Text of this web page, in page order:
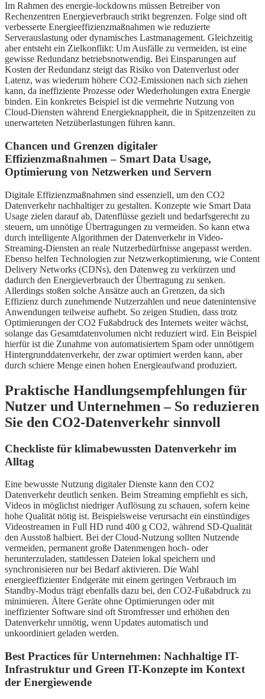
Im Rahmen des energie-lockdowns müssen Betreiber von
Rechenzentren Energieverbrauch strikt begrenzen. Folge sind oft
verbesserte Energieeffizienzmaßnahmen wie reduzierte
Serverauslastung oder dynamisches Lastmanagement. Gleichzeitig
aber entsteht ein Zielkonflikt: Um Ausfälle zu vermeiden, ist eine
gewisse Redundanz betriebsnotwendig. Bei Einsparungen auf
Kosten der Redundanz steigt das Risiko von Datenverlust oder
Latenz, was wiederum höhere CO2-Emissionen nach sich ziehen
kann, da ineffiziente Prozesse oder Wiederholungen extra Energie
binden. Ein konkretes Beispiel ist die vermehrte Nutzung von
Cloud-Diensten während Energieknappheit, die in Spitzenzeiten zu
unerwarteten Netzüberlastungen führen kann.
Chancen und Grenzen digitaler
Effizienzmaßnahmen – Smart Data Usage,
Optimierung von Netzwerken und Servern
Digitale Effizienzmaßnahmen sind essenziell, um den CO2
Datenverkehr nachhaltiger zu gestalten. Konzepte wie Smart Data
Usage zielen darauf ab, Datenflüsse gezielt und bedarfsgerecht zu
steuern, um unnötige Übertragungen zu vermeiden. So kann etwa
durch intelligente Algorithmen der Datenverkehr in Video-
Streaming-Diensten an reale Nutzerbedürfnisse angepasst werden.
Ebenso helfen Technologien zur Netzwerkoptimierung, wie Content
Delivery Networks (CDNs), den Datenweg zu verkürzen und
dadurch den Energieverbrauch der Übertragung zu senken.
Allerdings stoßen solche Ansätze auch an Grenzen, da sich
Effizienz durch zunehmende Nutzerzahlen und neue datenintensive
Anwendungen teilweise aufhebt. So zeigen Studien, dass trotz
Optimierungen der CO2 Fußabdruck des Internets weiter wächst,
solange das Gesamtdatenvolumen nicht reduziert wird. Ein Beispiel
hierfür ist die Zunahme von automatisiertem Spam oder unnötigem
Hintergrunddatenverkehr, der zwar optimiert werden kann, aber
durch schiere Menge einen hohen Energieaufwand produziert.
Praktische Handlungsempfehlungen für
Nutzer und Unternehmen – So reduzieren
Sie den CO2-Datenverkehr sinnvoll
Checkliste für klimabewussten Datenverkehr im
Alltag
Eine bewusste Nutzung digitaler Dienste kann den CO2
Datenverkehr deutlich senken. Beim Streaming empfiehlt es sich,
Videos in möglichst niedriger Auflösung zu schauen, sofern keine
hohe Qualität nötig ist. Beispielsweise verursacht ein einstündiges
Videostreamen in Full HD rund 400 g CO2, während SD-Qualität
den Ausstoß halbiert. Bei der Cloud-Nutzung sollten Nutzende
vermeiden, permanent große Datenmengen hoch- oder
herunterzuladen, stattdessen Dateien lokal speichern und
synchronisieren nur bei Bedarf aktivieren. Die Wahl
energieeffizienter Endgeräte mit einem geringen Verbrauch im
Standby-Modus trägt ebenfalls dazu bei, den CO2-Fußabdruck zu
minimieren. Ältere Geräte ohne Optimierungen oder mit
ineffizienter Software sind oft Stromfresser und erhöhen den
Datenverkehr unnötig, wenn Updates automatisch und
unkoordiniert geladen werden.
Best Practices für Unternehmen: Nachhaltige IT-
Infrastruktur und Green IT-Konzepte im Kontext
der Energiewende